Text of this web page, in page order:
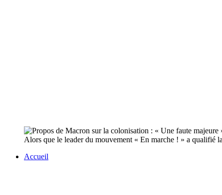
Alors que le leader du mouvement « En marche ! » a qualifié
Accueil